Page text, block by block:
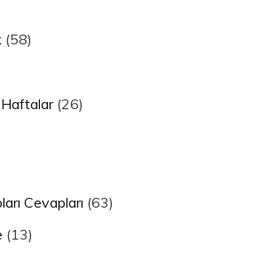
(58)
Haftalar(26)
Cevapları (63)
(13)